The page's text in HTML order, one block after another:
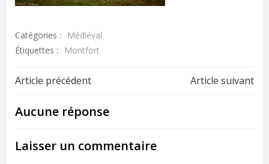
Catégories :
Médiéval
Étiquettes :
Montfort
Navigation
de
l’article
Article précédent
Navigation
l’article
Article suivant
Aucune réponse
Laisser un commentaire